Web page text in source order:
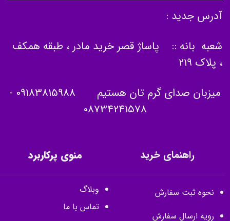
آدرس جدید :
شعبه بانه :: پاساژ قصر خرید مادر ، طبقه همکف
، پلاک 219
میزبان صدای گرم تان هستیم 09183815988
-
08734241578
راهنمای خرید
نحوه ثبت سفارش
رویه ارسال سفارش
منوی پرکاربرد
وبلاگ
تماس با ما